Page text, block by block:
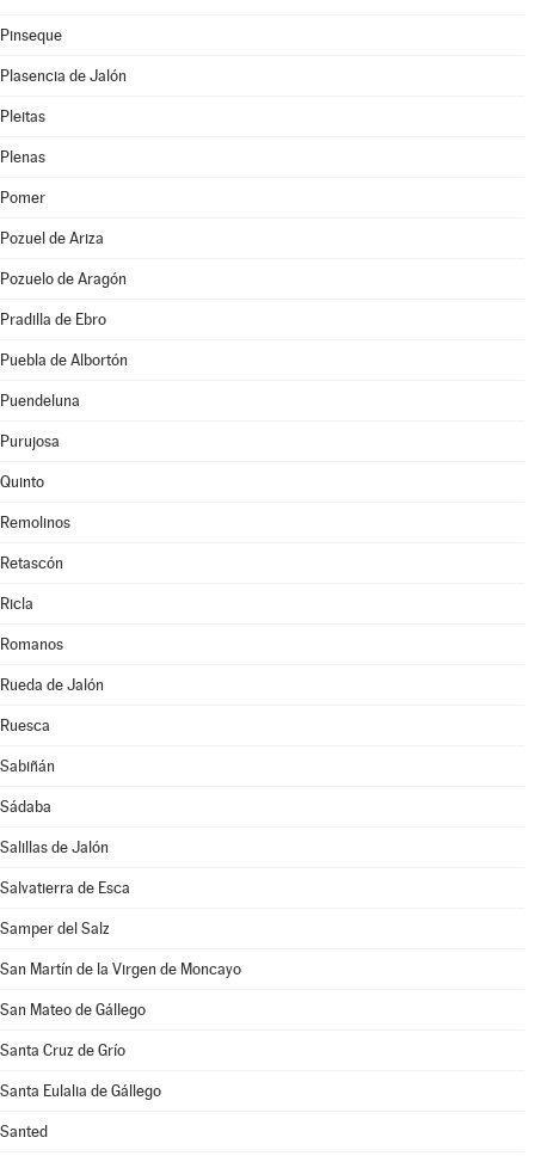
Pinseque
Plasencia de Jalón
Pleitas
Plenas
Pomer
Pozuel de Ariza
Pozuelo de Aragón
Pradilla de Ebro
Puebla de Albortón
Puendeluna
Purujosa
Quinto
Remolinos
Retascón
Ricla
Romanos
Rueda de Jalón
Ruesca
Sabiñán
Sádaba
Salillas de Jalón
Salvatierra de Esca
Samper del Salz
San Martín de la Virgen de Moncayo
San Mateo de Gállego
Santa Cruz de Grío
Santa Eulalia de Gállego
Santed